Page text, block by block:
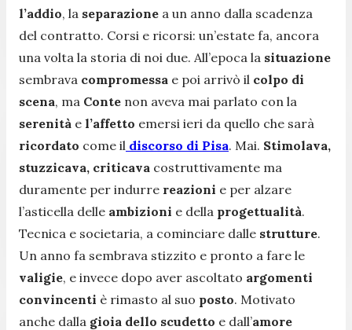
l’addio, la separazione a un anno dalla scadenza
del contratto. Corsi e ricorsi: un’estate fa, ancora
una volta la storia di noi due. All’epoca la situazione
sembrava compromessa e poi arrivò il colpo di
scena, ma Conte non aveva mai parlato con la
serenità e l’affetto emersi ieri da quello che sarà
ricordato come il discorso di Pisa. Mai. Stimolava,
stuzzicava, criticava costruttivamente ma
duramente per indurre reazioni e per alzare
l’asticella delle ambizioni e della progettualità.
Tecnica e societaria, a cominciare dalle strutture.
Un anno fa sembrava stizzito e pronto a fare le
valigie, e invece dopo aver ascoltato argomenti
convincenti è rimasto al suo posto. Motivato
anche dalla gioia dello scudetto e dall’amore